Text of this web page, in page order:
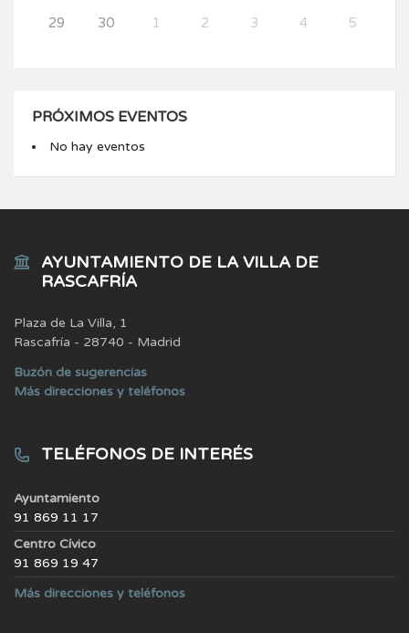
29 30 1 2 3 4 5
PRÓXIMOS EVENTOS
No hay eventos
AYUNTAMIENTO DE LA VILLA DE
RASCAFRÍA
Plaza de La Villa, 1
Rascafría - 28740 - Madrid
Buzón de sugerencias
Más direcciones y teléfonos
TELÉFONOS DE INTERÉS
Ayuntamiento
91 869 11 17
Centro Cívico
91 869 19 47
Más direcciones y teléfonos